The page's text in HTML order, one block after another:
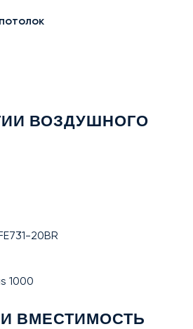
ВОЗДУШНОГО
20BR
1000
ВМЕСТИМОСТЬ